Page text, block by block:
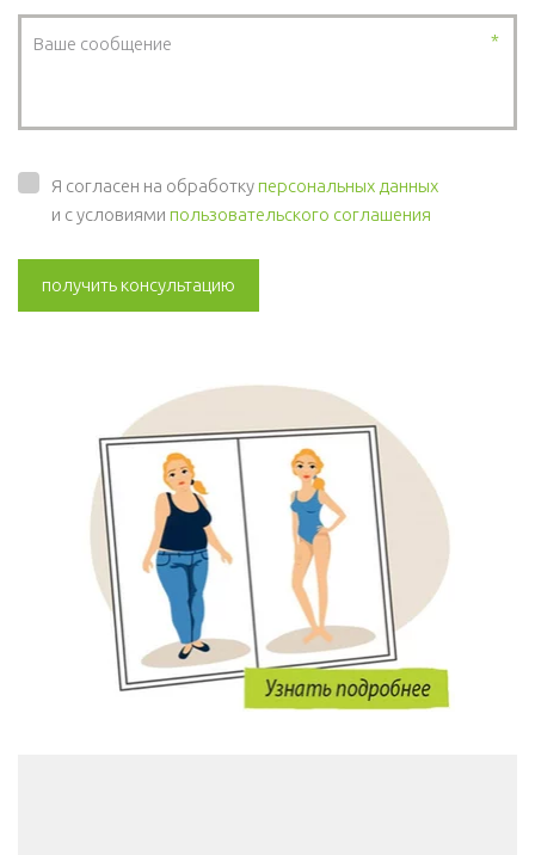
*
Я согласен на обработкуперсональных данных
и с условиями пользовательского соглашения
получить консультацию